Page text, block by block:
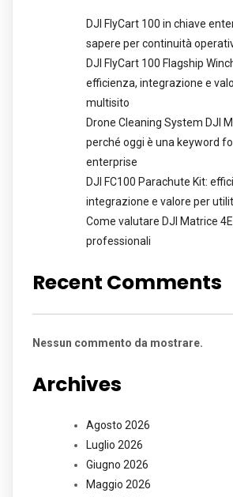
DJI FlyCart 100 in chiave
sapere per continuità
DJI FlyCart 100 Flagship
efficienza, integrazione e
multisito
Drone Cleaning System DJI
perché oggi è una keyword
enterprise
DJI FC100 Parachute Kit:
integrazione e valore per
Come valutare DJI Matrice
professionali
Recent Comments
Nessun commento da mostrare.
Archives
Agosto 2026
Luglio 2026
Giugno 2026
Maggio 2026